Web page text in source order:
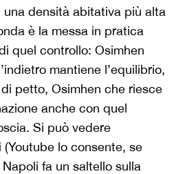
densità abitativa più alta
è la messa in pratica
quel controllo: Osimhen
mantiene l’equilibrio,
petto, Osimhen che riesce
anche con quel
Si può vedere
lo consente, se
fa un saltello sulla